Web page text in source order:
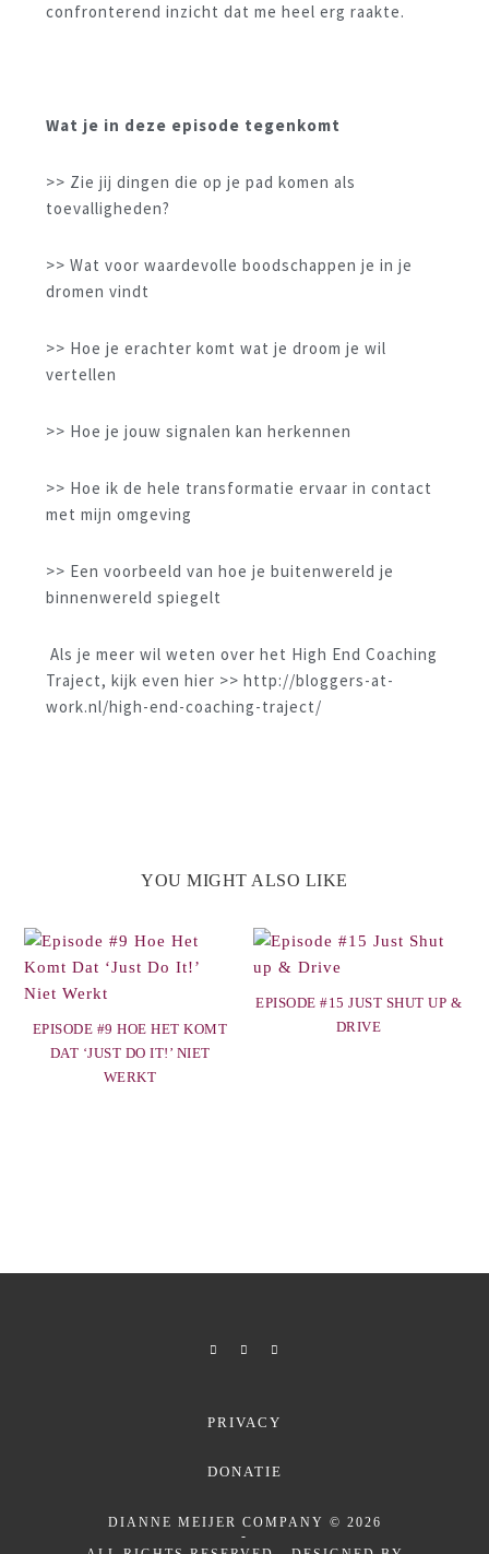
confronterend inzicht dat me heel erg raakte.
Wat je in deze episode tegenkomt
>> Zie jij dingen die op je pad komen als
toevalligheden?
>> Wat voor waardevolle boodschappen je in je
dromen vindt
>> Hoe je erachter komt wat je droom je wil
vertellen
>> Hoe je jouw signalen kan herkennen
>> Hoe ik de hele transformatie ervaar in contact
met mijn omgeving
>> Een voorbeeld van hoe je buitenwereld je
binnenwereld spiegelt
Als je meer wil weten over het High End Coaching
Traject, kijk even hier >> http://bloggers-at-
work.nl/high-end-coaching-traject/
YOU MIGHT ALSO LIKE
EPISODE #9 HOE HET KOMT
DAT ‘JUST DO IT!’ NIET
WERKT
EPISODE #15 JUST SHUT UP &
DRIVE
PRIVACY
DONATIE
DIANNE MEIJER COMPANY © 2026
-